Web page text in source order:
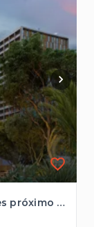
Apartamento à venda 124m², 3 suítes próximo ao Shopping Iguatemi em Pinheiros